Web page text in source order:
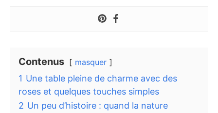
Contenus masquer
1 Une table pleine de charme avec des
roses et quelques touches simples
2 Un peu d’histoire : quand la nature